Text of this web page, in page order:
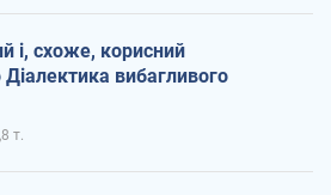
і, схоже, корисний
вибагливого
т.